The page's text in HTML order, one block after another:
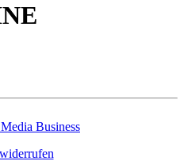
Business